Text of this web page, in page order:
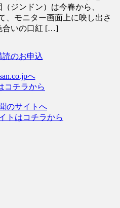
ジンドン）は今春から、
、モニター画面上に映し出さ
合いの口紅 […]
コチラから
トはコチラから